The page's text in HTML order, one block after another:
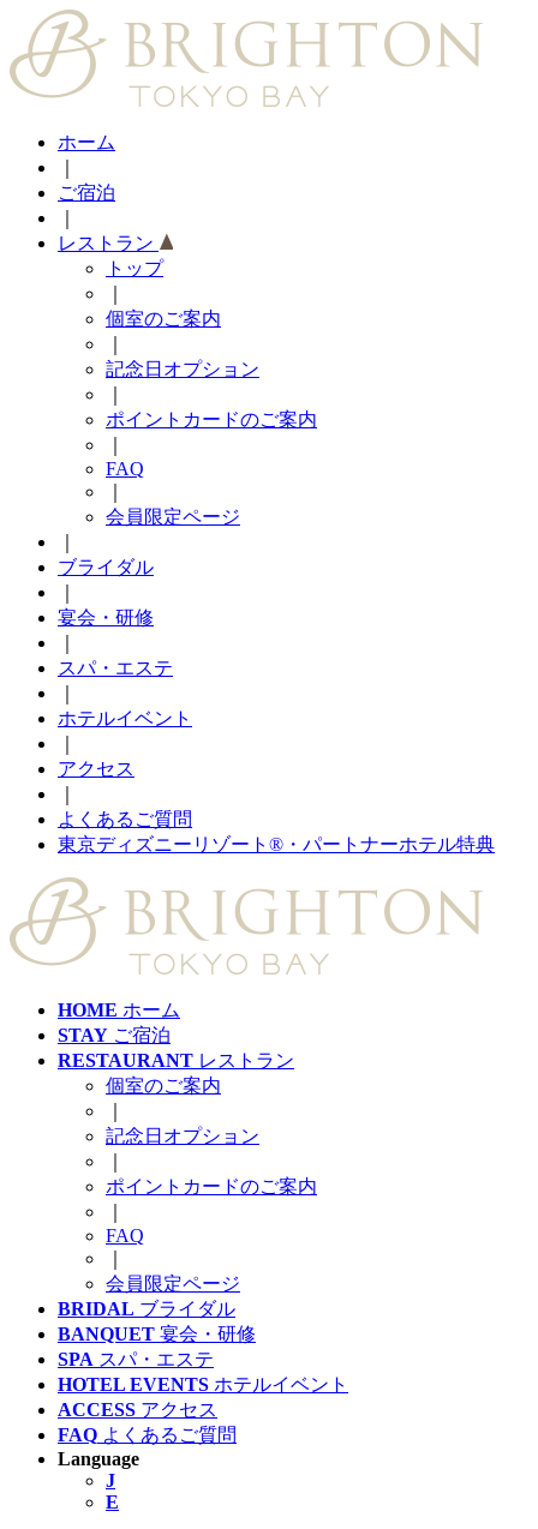
ホーム
ご宿泊
レストラン
トップ
個室のご案内
記念日オプション
ポイントカードのご案内
FAQ
会員限定ページ
ブライダル
宴会・研修
スパ・エステ
ホテルイベント
アクセス
よくあるご質問
東京ディズニーリゾート®・パートナーホテル特典
HOME ホーム
STAY ご宿泊
RESTAURANT レストラン
個室のご案内
記念日オプション
ポイントカードのご案内
FAQ
会員限定ページ
BRIDAL ブライダル
BANQUET 宴会・研修
SPA スパ・エステ
HOTEL EVENTS ホテルイベント
ACCESS アクセス
FAQ よくあるご質問
Language
J
E